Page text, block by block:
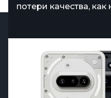
потери качества,